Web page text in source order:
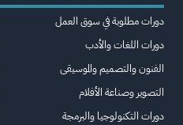
دورات مطلوبة في سوق العمل
دورات اللغات والأدب
الفنون والتصميم والموسيقى
التصوير وصناعة الأفلام
دورات التكنولوجيا والبرمجة